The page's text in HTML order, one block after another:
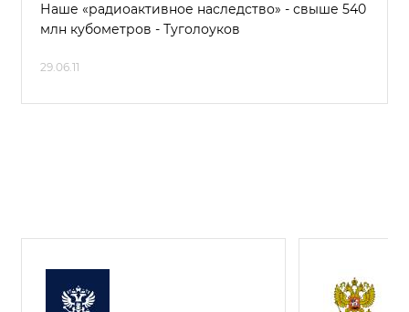
Наше «радиоактивное наследство» - свыше 540
млн кубометров - Туголоуков
29.06.11